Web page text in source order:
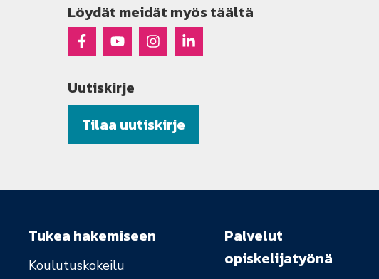
Löydät meidät myös täältä
Raseko Facebookissa
Raseko Youtubessa
Raseko Instagramissa
Raseko Linkedinissä
Uutiskirje
Tilaa uutiskirje
Tukea hakemiseen
Koulutuskokeilu
Palvelut
opiskelijatyönä